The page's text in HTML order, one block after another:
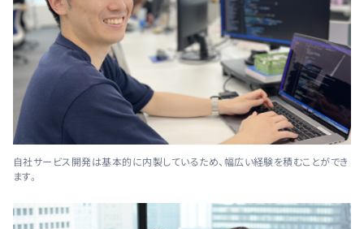
自社サービス開発は基本的に内製しているため、幅広い経験を積むことができ
ます。